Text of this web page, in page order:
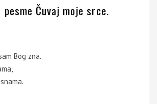
pesme Čuvaj moje srce.
Bog zna.